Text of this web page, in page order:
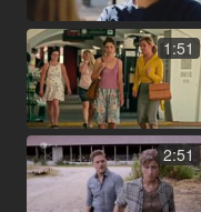
1:51
2:51